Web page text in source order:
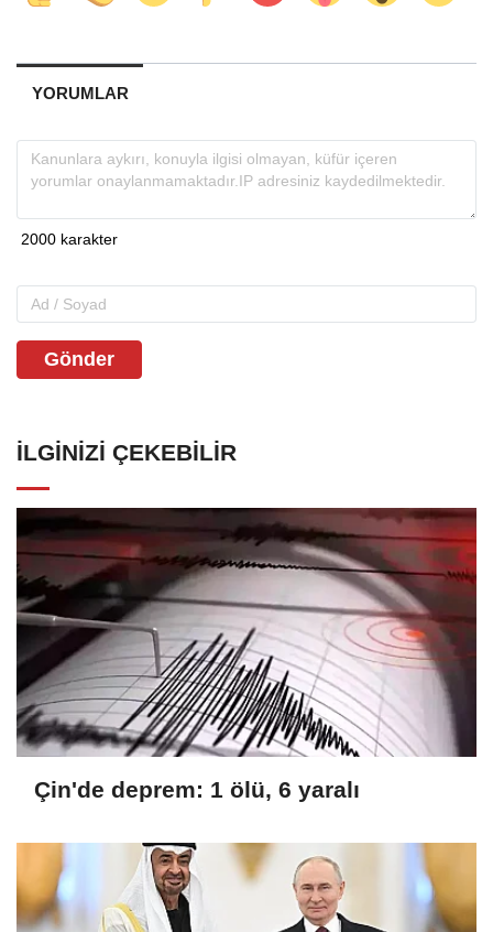
YORUMLAR
Gönder
İLGINIZI ÇEKEBILIR
Çin'de deprem: 1 ölü, 6 yaralı